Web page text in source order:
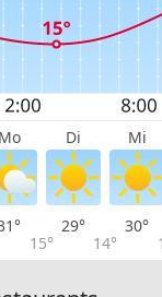
Mo Di Mi
15°
29°
14°
30°